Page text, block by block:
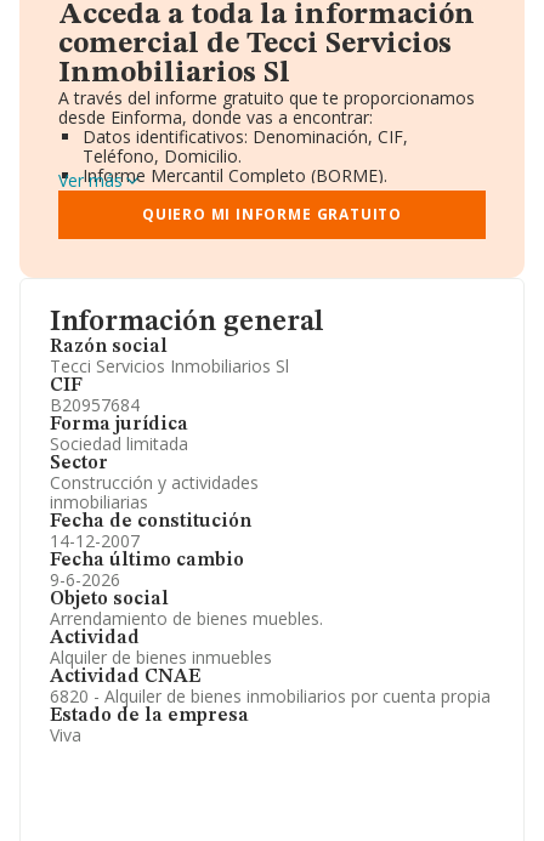
Información general
Razón social
Tecci Servicios Inmobiliarios Sl
CIF
B20957684
Forma jurídica
Sociedad limitada
Sector
Construcción y actividades
inmobiliarias
Fecha de constitución
14-12-2007
Fecha último cambio
9-6-2026
Objeto social
Arrendamiento de bienes muebles.
Actividad
Alquiler de bienes inmuebles
Actividad CNAE
6820 - Alquiler de bienes inmobiliarios por cuenta propia
Estado de la empresa
Viva
Acceda a toda la información
comercial de Tecci Servicios
Inmobiliarios Sl
A través del informe gratuito que te proporcionamos
desde Einforma, donde vas a encontrar:
Datos identificativos: Denominación, CIF,
Teléfono, Domicilio.
Informe Mercantil Completo (BORME).
Gráficos de Evolución Ventas y Empleados.
Consejo de Administración y Administradores.
Directivos y Ejecutivos.
Información oficial y registral complementaria.
Ver más
QUIERO MI INFORME GRATUITO